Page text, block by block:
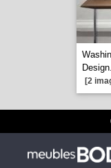
[2